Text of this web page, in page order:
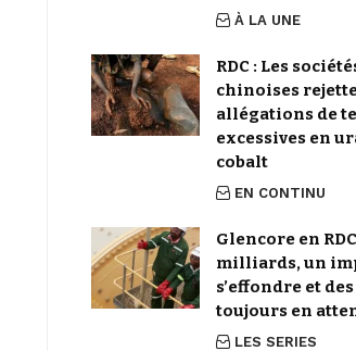
À LA UNE
RDC : Les
chinoises
allégations de
excessives en
cobalt
EN CONTINU
Glencore en
milliards, un
s’effondre et
toujours en
LES SERIES